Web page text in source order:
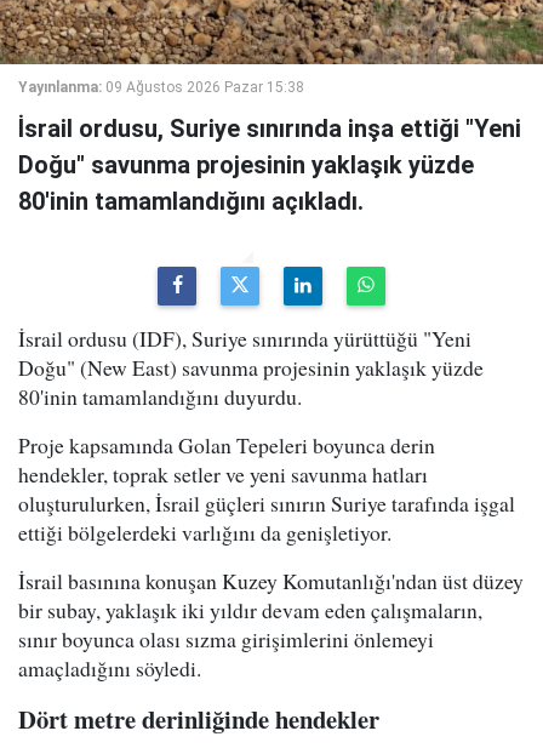
Yayınlanma: 09 Ağustos 2026 Pazar 15:38
İsrail ordusu, Suriye sınırında inşa ettiği "Yeni
Doğu" savunma projesinin yaklaşık yüzde
80'inin tamamlandığını açıkladı.
İsrail ordusu (IDF), Suriye sınırında yürüttüğü "Yeni
Doğu" (New East) savunma projesinin yaklaşık yüzde
80'inin tamamlandığını duyurdu.
Proje kapsamında Golan Tepeleri boyunca derin
hendekler, toprak setler ve yeni savunma hatları
oluşturulurken, İsrail güçleri sınırın Suriye tarafında işgal
ettiği bölgelerdeki varlığını da genişletiyor.
İsrail basınına konuşan Kuzey Komutanlığı'ndan üst düzey
bir subay, yaklaşık iki yıldır devam eden çalışmaların,
sınır boyunca olası sızma girişimlerini önlemeyi
amaçladığını söyledi.
Dört metre derinliğinde hendekler